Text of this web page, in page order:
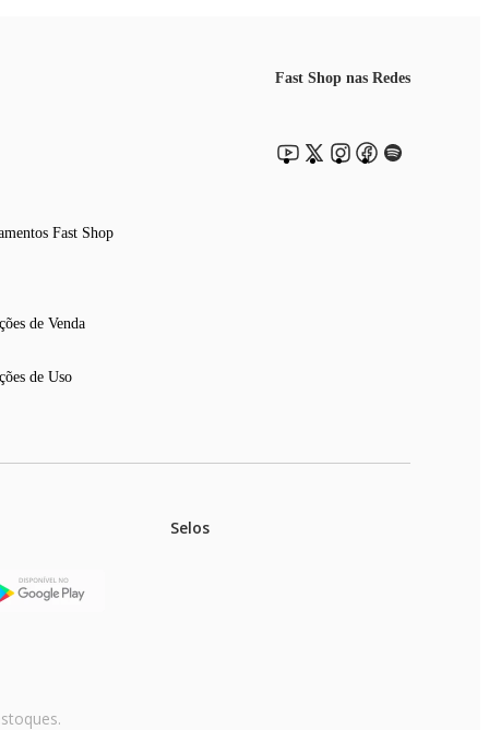
Fast Shop
de Venda
de Uso
Fast Shop nas Redes
Selos